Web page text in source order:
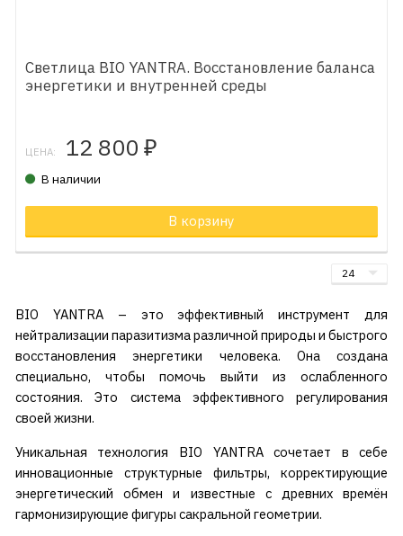
Светлица BIO YANTRA. Восстановление баланса
энергетики и внутренней среды
ЦЕНА: 12 800 ₽
В наличии
В корзину
BIO YANTRA – это эффективный инструмент для
нейтрализации паразитизма различной природы и быстрого
восстановления энергетики человека. Она создана
специально, чтобы помочь выйти из ослабленного
состояния. Это система эффективного регулирования
своей жизни.
Уникальная технология BIO YANTRA сочетает в себе
инновационные структурные фильтры, корректирующие
энергетический обмен и известные с древних времён
гармонизирующие фигуры сакральной геометрии.